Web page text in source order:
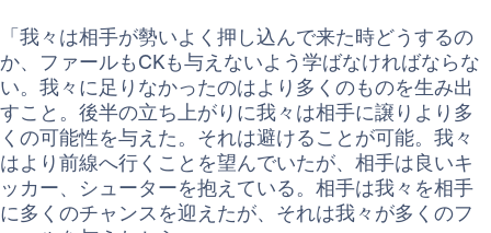
「我々は相手が勢いよく押し込んで来た時どうするの
か、ファールもCKも与えないよう学ばなければならな
い。我々に足りなかったのはより多くのものを生み出
すこと。後半の立ち上がりに我々は相手に譲りより多
くの可能性を与えた。それは避けることが可能。我々
はより前線へ行くことを望んでいたが、相手は良いキ
ッカー、シューターを抱えている。相手は我々を相手
に多くのチャンスを迎えたが、それは我々が多くのフ